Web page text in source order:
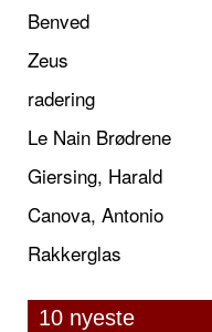
Benved
Zeus
radering
Le Nain Brødrene
Giersing, Harald
Canova, Antonio
Rakkerglas
10 nyeste